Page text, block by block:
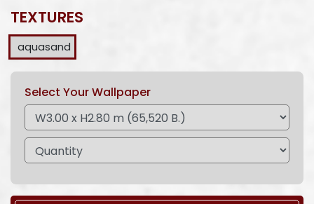
TEXTURES
aquasand
Select Your Wallpaper